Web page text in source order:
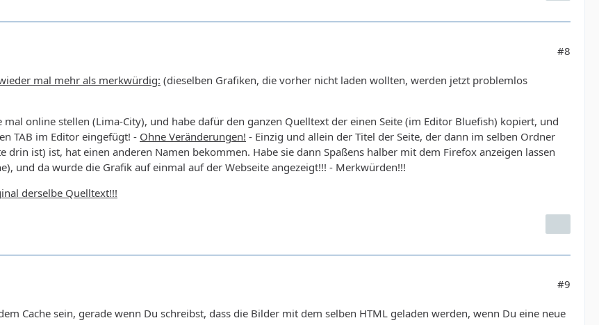
#8
mal mehr als merkwürdig: (dieselben Grafiken, die vorher nicht laden wollten, werden jetzt problemlos
mal online stellen (Lima-City), und habe dafür den ganzen Quelltext der einen Seite (im Editor Bluefish) kopiert, und
TAB im Editor eingefügt! - Ohne Veränderungen! - Einzig und allein der Titel der Seite, der dann im selben Ordner
drin ist) ist, hat einen anderen Namen bekommen. Habe sie dann Spaßens halber mit dem Firefox anzeigen lassen
und da wurde die Grafik auf einmal auf der Webseite angezeigt!!! - Merkwürden!!!
derselbe Quelltext!!!
#9
Cache sein, gerade wenn Du schreibst, dass die Bilder mit dem selben HTML geladen werden, wenn Du eine neue